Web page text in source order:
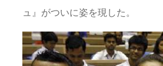
ュ』がついに姿を現した。